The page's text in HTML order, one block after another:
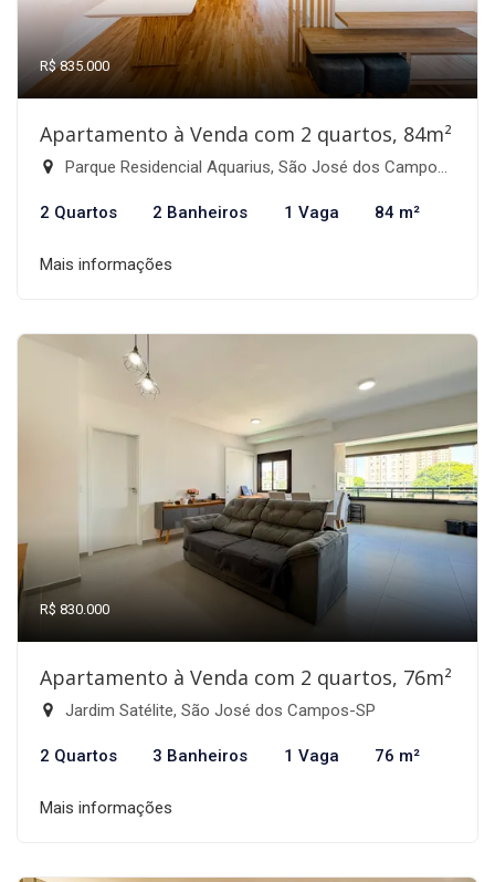
R$ 835.000
Apartamento à Venda com 2 quartos, 84m²
Parque Residencial Aquarius, São José dos Campos-SP
2 Quartos 2 Banheiros 1 Vaga 84 m²
Mais informações
R$ 830.000
Apartamento à Venda com 2 quartos, 76m²
Jardim Satélite, São José dos Campos-SP
2 Quartos 3 Banheiros 1 Vaga 76 m²
Mais informações